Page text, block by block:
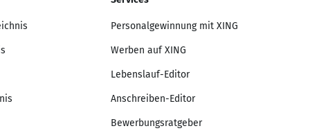
Personalgewinnung mit XING
Werben auf XING
Lebenslauf-Editor
Anschreiben-Editor
Bewerbungsratgeber